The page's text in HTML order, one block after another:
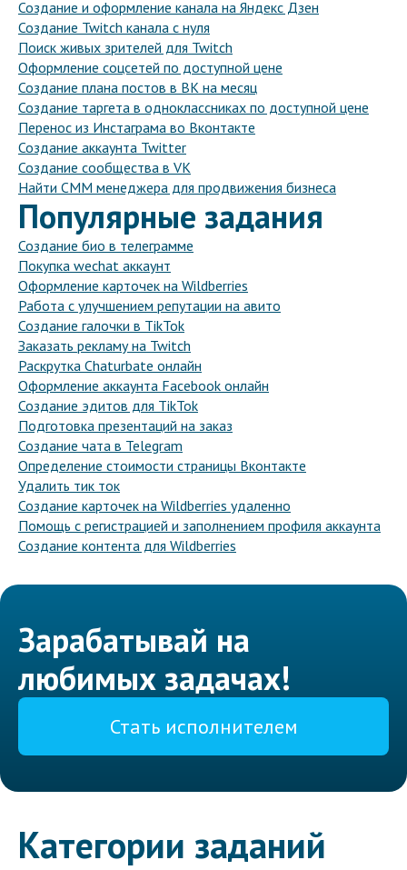
Создание и оформление канала на Яндекс Дзен
Создание Twitch канала с нуля
Поиск живых зрителей для Twitch
Оформление соцсетей по доступной цене
Создание плана постов в ВК на месяц
Создание таргета в одноклассниках по доступной цене
Перенос из Инстаграма во Вконтакте
Создание аккаунта Twitter
Создание сообщества в VK
Найти СММ менеджера для продвижения бизнеса
Популярные задания
Создание био в телеграмме
Покупка wechat аккаунт
Оформление карточек на Wildberries
Работа с улучшением репутации на авито
Создание галочки в TikTok
Заказать рекламу на Twitch
Раскрутка Chaturbate онлайн
Оформление аккаунта Facebook онлайн
Создание эдитов для TikTok
Подготовка презентаций на заказ
Создание чата в Telegram
Определение стоимости страницы Вконтакте
Удалить тик ток
Создание карточек на Wildberries удаленно
Помощь с регистрацией и заполнением профиля аккаунта
Создание контента для Wildberries
Зарабатывай на
любимых задачах!
Стать исполнителем
Категории заданий